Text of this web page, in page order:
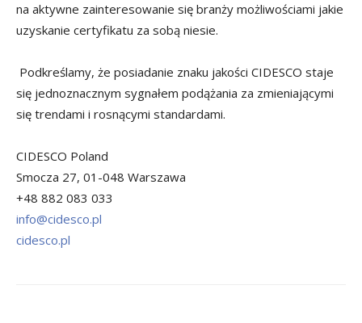
na aktywne zainteresowanie się branży możliwościami jakie
uzyskanie certyfikatu za sobą niesie.
Podkreślamy, że posiadanie znaku jakości CIDESCO staje
się jednoznacznym sygnałem podążania za zmieniającymi
się trendami i rosnącymi standardami.
CIDESCO Poland
Smocza 27, 01-048 Warszawa
+48 882 083 033
info@cidesco.pl
cidesco.pl